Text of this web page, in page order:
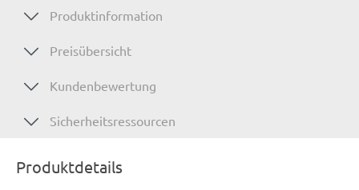
Produktinformation
Preisübersicht
Kundenbewertung
Sicherheitsressourcen
Produktdetails